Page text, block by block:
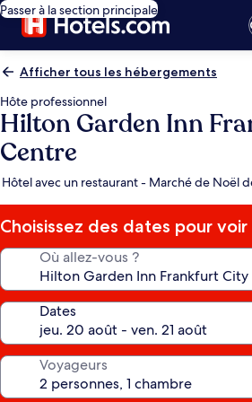
Passer à la section principale
Afficher tous les hébergements
Hôte professionnel
Hilton Garden Inn
Centre
Hôtel avec un restaurant - Marché de Noël
Choisissez des dates pour
Où allez-vous ?
Dates
Voyageurs